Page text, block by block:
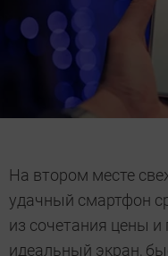
На втором месте
удачный смартфон
из сочетания цены и
идеальный экран,